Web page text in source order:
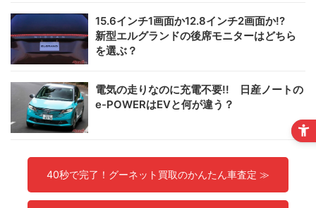
15.6インチ1画面か12.8インチ2画面か!?
新型エルグランドの後席モニターはどちら
を選ぶ？
電気の走りなのに充電不要!! 日産ノートの
e-POWERはEVと何が違う？
40秒で完了！グーネット買取のかんたん車査定 ≫